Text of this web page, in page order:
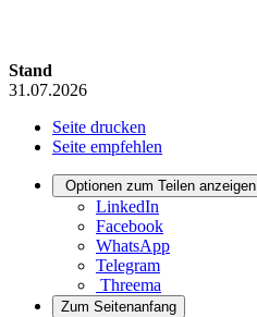
Stand
31.07.2026
Seite drucken
Seite empfehlen
Optionen zum Teilen anzeigen
LinkedIn
Facebook
WhatsApp
Telegram
Threema
Zum Seitenanfang